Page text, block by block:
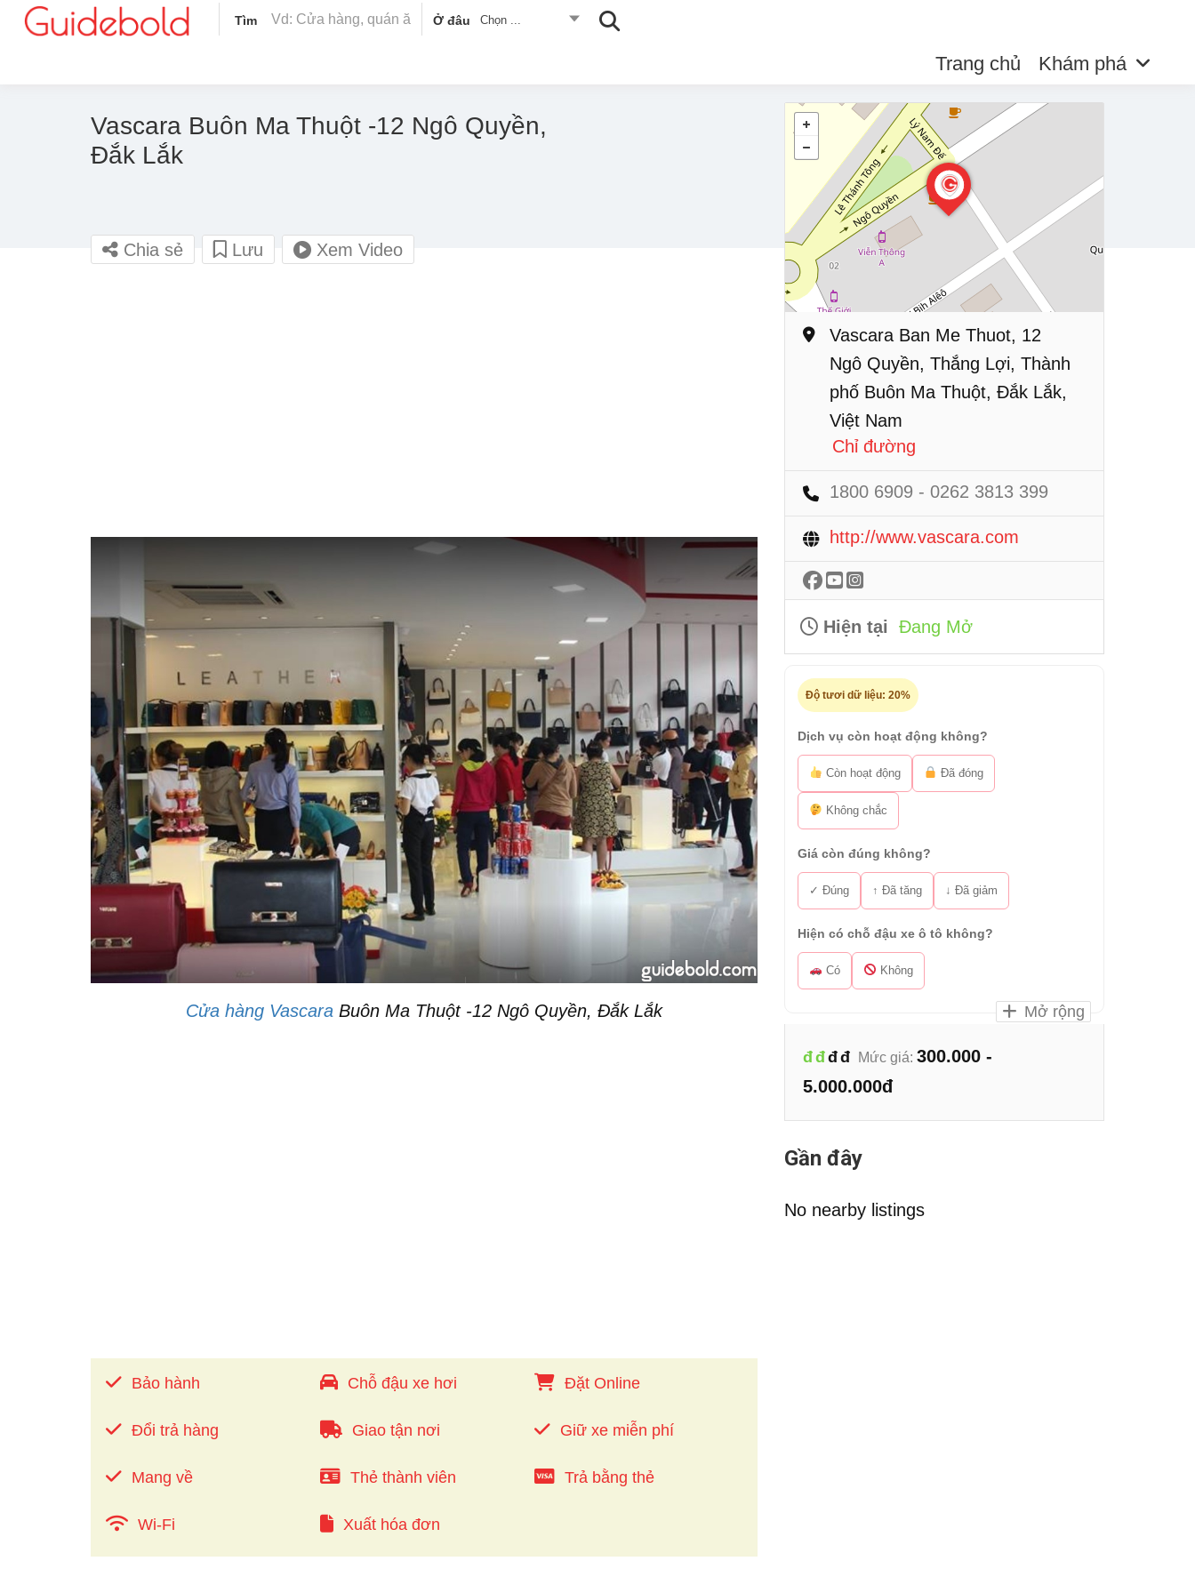
Tìm Ở đâu Chọn ...
Trang chủ Khám phá
Vascara Buôn Ma Thuột -12 Ngô Quyền,
Đắk Lắk
Chia sẻ Lưu Xem Video
Cửa hàng Vascara Buôn Ma Thuột -12 Ngô Quyền, Đắk Lắk
Bảo hành Chỗ đậu xe hơi Đặt Online
Đổi trả hàng Giao tận nơi Giữ xe miễn phí
Mang về Thẻ thành viên Trả bằng thẻ
Wi-Fi Xuất hóa đơn
Vascara Ban Me Thuot, 12
Ngô Quyền, Thắng Lợi, Thành
phố Buôn Ma Thuột, Đắk Lắk,
Việt Nam
Chỉ đường
1800 6909 - 0262 3813 399
http://www.vascara.com
Hiện tại Đang Mở
Độ tươi dữ liệu: 20%
Dịch vụ còn hoạt động không?
Còn hoạt động Đã đóng
Không chắc
Giá còn đúng không?
✓ Đúng ↑ Đã tăng ↓ Đã giảm
Hiện có chỗ đậu xe ô tô không?
Có Không
Mở rộng
đđđđ Mức giá: 300.000 -
5.000.000đ
Gần đây
No nearby listings